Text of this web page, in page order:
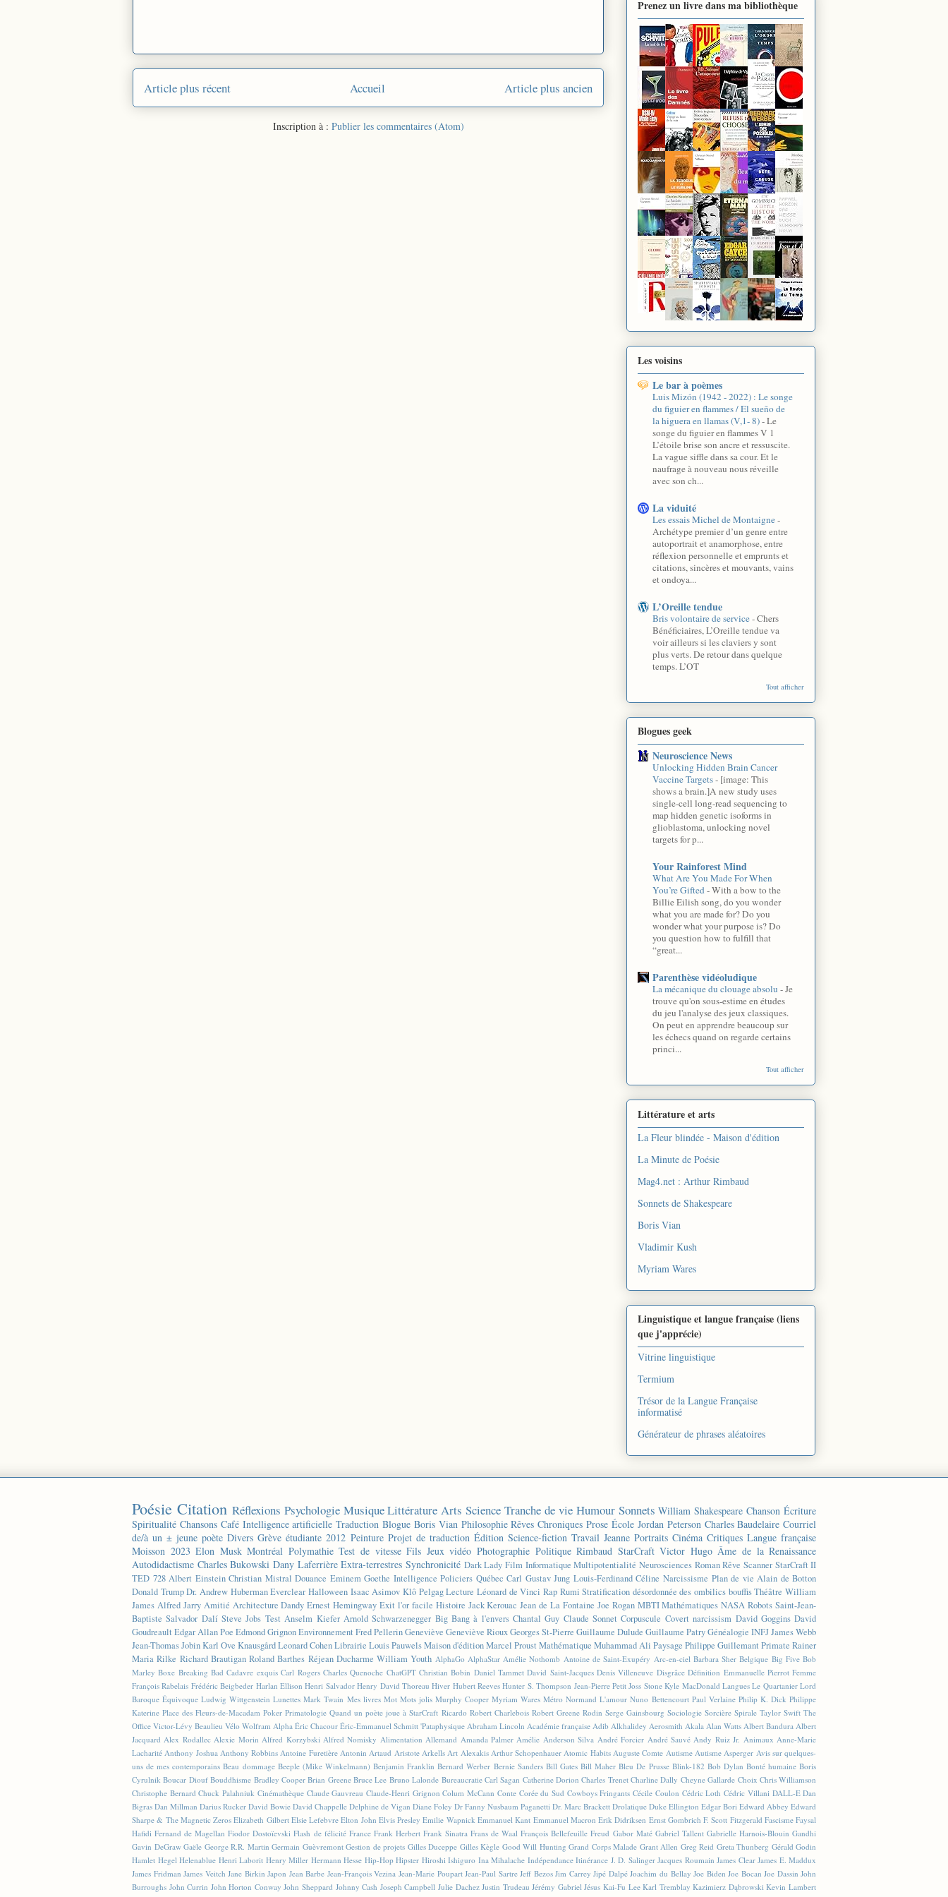
Article plus récent Article plus ancien
Accueil
Inscription à : Publier les commentaires (Atom)
Prenez un livre dans ma bibliothèque
Les voisins
Le bar à poèmes
Luis Mizón (1942 - 2022) : Le songe
du figuier en flammes / El sueño de
la higuera en llamas (V,1- 8)-Le
songe du figuier en flammes V 1
L’étoile brise son ancre et ressuscite.
La vague siffle dans sa cour. Et le
naufrage à nouveau nous réveille
avec son ch...
La viduité
Les essais Michel de Montaigne-
Archétype premier d’un genre entre
autoportrait et anamorphose, entre
réflexion personnelle et emprunts et
citations, sincères et mouvants, vains
et ondoya...
L’Oreille tendue
Bris volontaire de service-Chers
Bénéficiaires, L’Oreille tendue va
voir ailleurs si les claviers y sont
plus verts. De retour dans quelque
temps. L’OT
Tout afficher
Blogues geek
Neuroscience News
Unlocking Hidden Brain Cancer
Vaccine Targets- [image: This
shows a brain.]A new study uses
single-cell long-read sequencing to
map hidden genetic isoforms in
glioblastoma, unlocking novel
targets for p...
Your Rainforest Mind
What Are You Made For When
You’re Gifted-With a bow to the
Billie Eilish song, do you wonder
what you are made for? Do you
wonder what your purpose is? Do
you question how to fulfill that
“great...
Parenthèse vidéoludique
La mécanique du clouage absolu -Je
trouve qu'on sous-estime en études
du jeu l'analyse des jeux classiques.
On peut en apprendre beaucoup sur
les échecs quand on regarde certains
princi...
Tout afficher
Littérature et arts
La Fleur blindée - Maison d'édition
La Minute de Poésie
Mag4.net : Arthur Rimbaud
Sonnets de Shakespeare
Boris Vian
Vladimir Kush
Myriam Wares
Linguistique et langue française (liens
que j'apprécie)
Vitrine linguistique
Termium
Trésor de la Langue Française
informatisé
Générateur de phrases aléatoires
Poésie Citation Réflexions Psychologie Musique Littérature Arts Science Tranche de vie Humour Sonnets William Shakespeare Chanson Écriture
Spiritualité Chansons Café Intelligence artificielle Traduction Blogue Boris Vian Philosophie Rêves Chroniques Prose École Jordan Peterson Charles Baudelaire Courriel
de/à un ± jeune poète Divers Grève étudiante 2012 Peinture Projet de traduction Édition Science-fiction Travail Jeanne Portraits Cinéma Critiques Langue française
Moisson 2023 Elon Musk Montréal Polymathie Test de vitesse Fils Jeux vidéo Photographie Politique Rimbaud StarCraft Victor Hugo Âme de la Renaissance
Autodidactisme Charles Bukowski Dany Laferrière Extra-terrestres Synchronicité Dark Lady Film Informatique Multipotentialité Neurosciences Roman Rêve Scanner StarCraft II
TED 728 Albert Einstein Christian Mistral Douance Eminem Goethe Intelligence Policiers Québec Carl Gustav Jung Louis-Ferdinand Céline Narcissisme Plan de vie Alain de Botton
Donald Trump Dr. Andrew Huberman Everclear Halloween Isaac Asimov Klô Pelgag Lecture Léonard de Vinci Rap Rumi Stratification désordonnée des ombilics bouffis Théâtre William
James Alfred Jarry Amitié Architecture Dandy Ernest Hemingway Exit l'or facile Histoire Jack Kerouac Jean de La Fontaine Joe Rogan MBTI Mathématiques NASA Robots Saint-Jean-
Baptiste Salvador Dalí Steve Jobs Test Anselm Kiefer Arnold Schwarzenegger Big Bang à l'envers Chantal Guy Claude Sonnet Corpuscule Covert narcissism David Goggins David
Goudreault Edgar Allan Poe Edmond GrignonEnvironnement Fred PellerinGeneviève Geneviève RiouxGeorges St-Pierre Guillaume Dulude Guillaume PatryGénéalogie INFJJames Webb
Jean-Thomas JobinKarl Ove KnausgårdLeonard CohenLibrairie Louis PauwelsMaison d'éditionMarcel Proust Mathématique Muhammad Ali Paysage Philippe Guillemant Primate Rainer
Maria Rilke Richard Brautigan Roland Barthes Réjean Ducharme William Youth AlphaGo AlphaStar Amélie Nothomb Antoine de Saint-Exupéry Arc-en-ciel Barbara Sher Belgique Big Five Bob
Marley Boxe Breaking Bad Cadavre exquis Carl Rogers Charles Quenoche ChatGPT Christian Bobin Daniel Tammet David Saint-Jacques Denis Villeneuve Disgrâce Définition Emmanuelle Pierrot Femme
François Rabelais Frédéric Beigbeder Harlan Ellison Henri Salvador Henry David Thoreau Hiver Hubert Reeves Hunter S. Thompson Jean-Pierre Petit Joss Stone Kyle MacDonald Langues Le Quartanier Lord
Baroque Équivoque Ludwig Wittgenstein Lunettes Mark Twain Mes livres Mot Mots jolis Murphy Cooper Myriam Wares Métro Normand L'amour Nuno Bettencourt Paul Verlaine Philip K. Dick Philippe
Katerine Place des Fleurs-de-Macadam Poker Primatologie Quand un poète joue à StarCraft Ricardo Robert Charlebois Robert Greene Rodin Serge Gainsbourg Sociologie Sorcière Spirale Taylor Swift The
Office Victor-Lévy Beaulieu Vélo Wolfram Alpha Éric Chacour Éric-Emmanuel Schmitt 'Pataphysique Abraham Lincoln Académie française Adib Alkhalidey Aerosmith Akala Alan Watts Albert Bandura Albert
Jacquard Alex Rodallec Alexie Morin Alfred Korzybski Alfred Nomisky Alimentation Allemand Amanda Palmer Amélie Anderson Silva André Forcier André Sauvé Andy Ruiz Jr. Animaux Anne-Marie
Lacharité Anthony Joshua Anthony Robbins Antoine Furetière Antonin Artaud Aristote Arkells Art Alexakis Arthur Schopenhauer Atomic Habits Auguste Comte Autisme Autisme Asperger Avis sur quelques-
uns de mes contemporains Beau dommage Beeple (Mike Winkelmann) Benjamin Franklin Bernard Werber Bernie Sanders Bill Gates Bill Maher Bleu De Prusse Blink-182 Bob Dylan Bonté humaine Boris
Cyrulnik Boucar Diouf Bouddhisme Bradley Cooper Brian Greene Bruce Lee Bruno Lalonde Bureaucratie Carl Sagan Catherine Dorion Charles Trenet Charline Dally Cheyne Gallarde Choix Chris Williamson
Christophe Bernard Chuck Palahniuk Cinémathèque Claude Gauvreau Claude-Henri Grignon Colum McCann Conte Corée du Sud Cowboys Fringants Cécile Coulon Cédric Loth Cédric Villani DALL-E Dan
Bigras Dan Millman Darius Rucker David Bowie David Chappelle Delphine de Vigan Diane Foley Dr Fanny Nusbaum Paganetti Dr. Marc Brackett Drolatique Duke Ellington Edgar Bori Edward Abbey Edward
Sharpe & The Magnetic Zeros Elizabeth Gilbert Elsie Lefebvre Elton John Elvis Presley Emilie Wapnick Emmanuel Kant Emmanuel Macron Erik Didriksen Ernst Gombrich F. Scott Fitzgerald Fascisme Faysal
Hafidi Fernand de Magellan Fiodor Dostoïevski Flash de félicité France Frank Herbert Frank Sinatra Frans de Waal François Bellefeuille Freud Gabor Maté Gabriel Tallent Gabrielle Harnois-Blouin Gandhi
Gavin DeGraw Gaële George R.R. Martin Germain Guèvremont Gestion de projets Gilles Duceppe Gilles Kègle Good Will Hunting Grand Corps Malade Grant Allen Greg Reid Greta Thunberg Gérald Godin
Hamlet Hegel Helenablue Henri Laborit Henry Miller Hermann Hesse Hip-Hop Hipster Hiroshi Ishiguro Ina Mihalache Indépendance Itinérance J. D. Salinger Jacques Roumain James Clear James E. Maddux
James Fridman James Veitch Jane Birkin Japon Jean Barbe Jean-François Vezina Jean-Marie Poupart Jean-Paul Sartre Jeff Bezos Jim Carrey Jipé Dalpé Joachim du Bellay Joe Biden Joe Bocan Joe Dassin John
Burroughs John Currin John Horton Conway John Sheppard Johnny Cash Joseph Campbell Julie Dachez Justin Trudeau Jérémy Gabriel Jésus Kai-Fu Lee Karl Tremblay Kazimierz Dąbrowski Kevin Lambert